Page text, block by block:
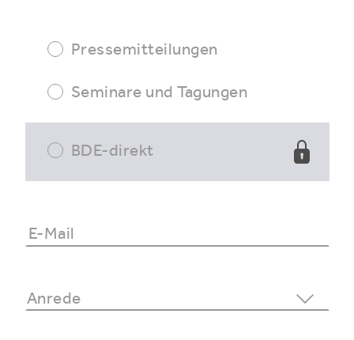
Pressemitteilungen
Seminare und Tagungen
BDE-direkt